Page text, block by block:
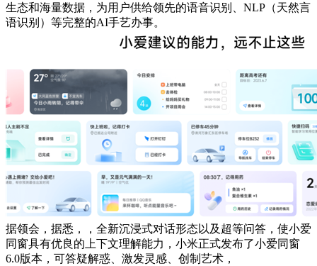
生态和海量数据，为用户供给领先的语音识别、NLP（天然言
语识别）等完整的AI手艺办事。
据领会，据悉，，全新沉浸式对话形态以及超等问答，使小爱
同窗具有优良的上下文理解能力，小米正式发布了小爱同窗
6.0版本，可答疑解惑、激发灵感、创制艺术，